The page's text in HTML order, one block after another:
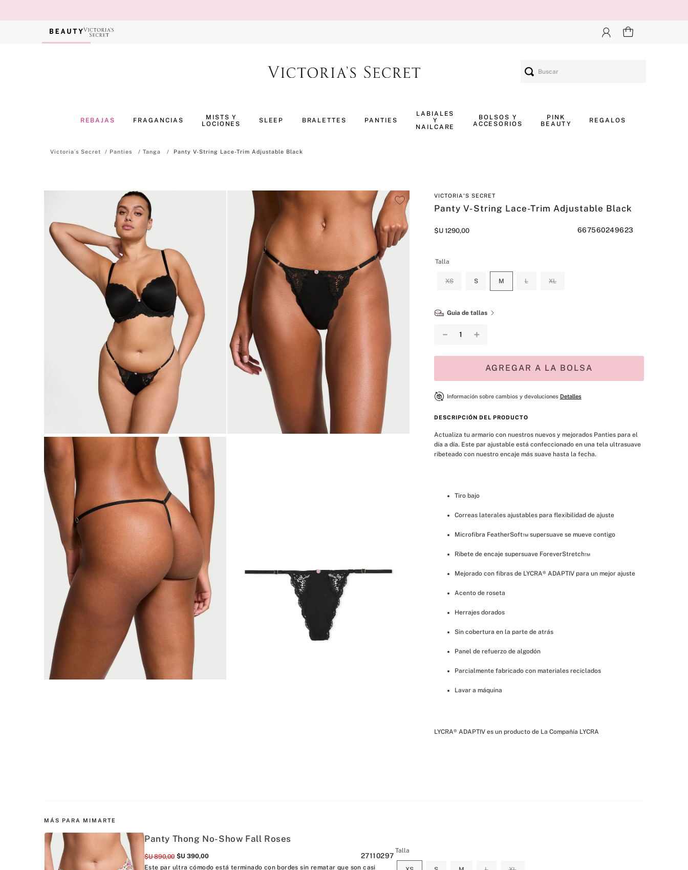
REBAJAS FRAGANCIAS
MISTS Y
LOCIONES
SLEEP BRALETTES PANTIES
LABIALES
Y
NAILCARE
BOLSOS Y
ACCESORIOS
PINK
BEAUTY
REGALOS
Panties Tanga Panty V-String Lace-Trim Adjustable Black
VICTORIA'S SECRET
Panty V-String Lace-Trim Adjustable Black
$U 1290,00 667560249623
Talla
XS S M L XL
Guia de tallas
＋
－
AGREGAR A LA BOLSA
Información sobre cambios y devoluciones Detalles
DESCRIPCIÓN DEL PRODUCTO
Actualiza tu armario con nuestros nuevos y mejorados Panties para el
día a día. Este par ajustable está confeccionado en una tela ultrasuave
ribeteado con nuestro encaje más suave hasta la fecha.
Tiro bajo
Correas laterales ajustables para flexibilidad de ajuste
Microfibra FeatherSoft™ supersuave se mueve contigo
Ribete de encaje supersuave ForeverStretch™
Mejorado con fibras de LYCRA® ADAPTIV para un mejor ajuste
Acento de roseta
Herrajes dorados
Sin cobertura en la parte de atrás
Panel de refuerzo de algodón
Parcialmente fabricado con materiales reciclados
Lavar a máquina
LYCRA® ADAPTIV es un producto de La Compañía LYCRA
MÁS PARA MIMARTE
Panty Thong No-Show Fall Roses
$U 890,00 $U 390,00 27110297
Este par ultra cómodo está terminado con bordes sin rematar que son casi
Talla
bombshell
.
bare vanilla
9
mist
10. body